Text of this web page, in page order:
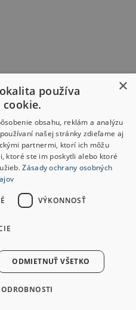
×
používa
obsahu, reklám a analýzu
našej stránky zdieľame aj
partnermi, ktorí ich môžu
ktoré ste im poskytli alebo ktoré
Zásady ochrany osobných
VÝKONNOSŤ
ODMIETNUŤ VŠETKO